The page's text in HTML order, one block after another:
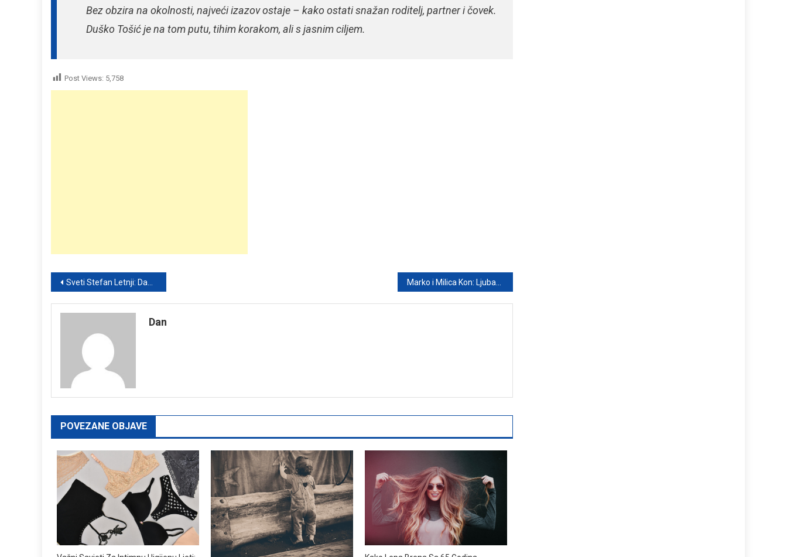
Bez obzira na okolnosti, najveći izazov ostaje – kako ostati snažan roditelj, partner i čovek.
Duško Tošić je na tom putu, tihim korakom, ali s jasnim ciljem.
Post Views: 5,758
Post
navigation
Sveti Stefan Letnji: Dan kada vernici mole za blag vetar i zaštitu od nepogoda
Dan
POVEZANE OBJAVE